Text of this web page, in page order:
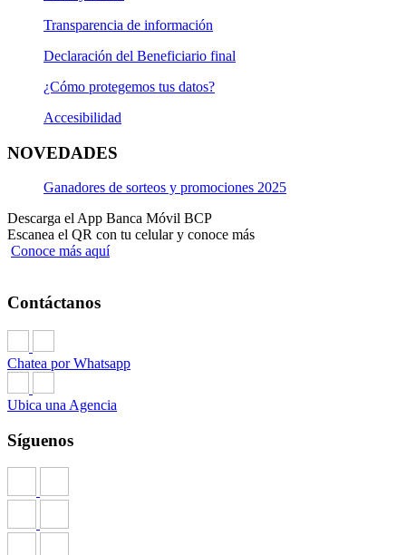
Transparencia de información
Declaración del Beneficiario final
¿Cómo protegemos tus datos?
Accesibilidad
NOVEDADES
Ganadores de sorteos y promociones 2025
Descarga el App Banca Móvil BCP
Escanea el QR con tu celular y conoce más
Conoce más aquí
Contáctanos
Chatea por Whatsapp
Ubica una Agencia
Síguenos